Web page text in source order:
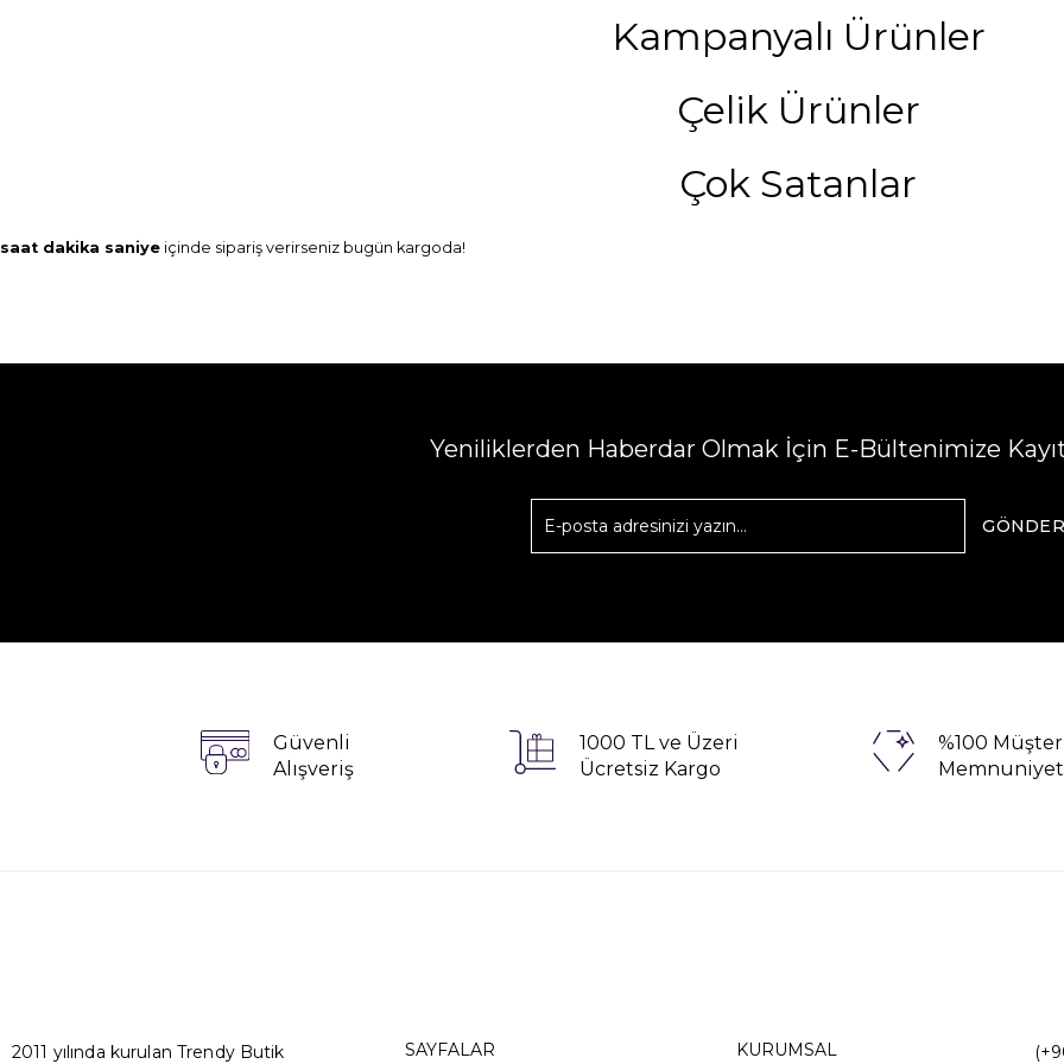
Kampanyalı Ürünler
Çelik Ürünler
Çok Satanlar
saat dakika saniye içinde sipariş verirseniz bugün kargoda!
Yeniliklerden Haberdar Olmak İçin E-Bültenimize
GÖNDER
Güvenli
Alışveriş
1000 TL ve Üzeri
Ücretsiz Kargo
%100
2011 yılında kurulan Trendy Butik SAYFALAR KURUMSAL